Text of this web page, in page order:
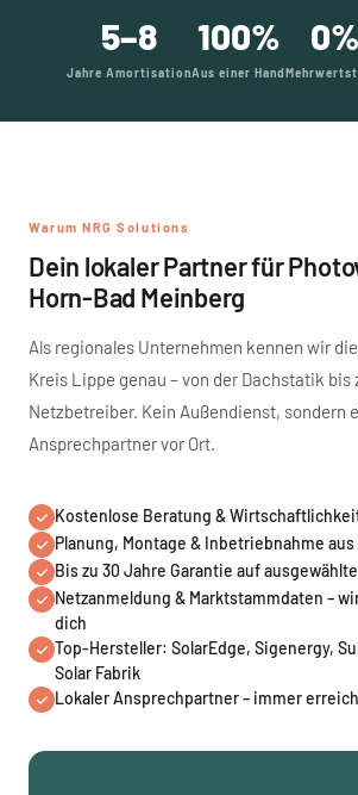
5–8
Jahre Amortisation
100%
Aus einer Hand
0%
Warum NRG Solutions
Dein lokaler Partner für
Horn-Bad Meinberg
Als regionales Unternehmen kennen wir
Kreis Lippe genau – von der Dachstatik bis
Netzbetreiber. Kein Außendienst, sondern
Ansprechpartner vor Ort.
Kostenlose Beratung &
Planung, Montage & Inbetriebnahme
Bis zu 30 Jahre Garantie auf
Netzanmeldung & Marktstammdaten –
dich
Top-Hersteller: SolarEdge, Sigenergy,
Solar Fabrik
Lokaler Ansprechpartner – immer